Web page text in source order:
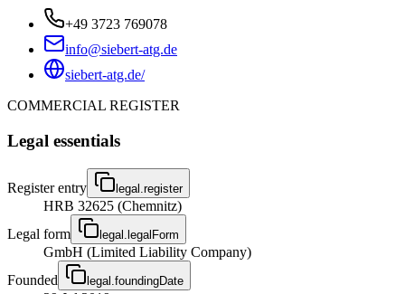
+49 3723 769078
info@siebert-atg.de
siebert-atg.de/
COMMERCIAL REGISTER
Legal essentials
Register entry legal.register
HRB 32625 (Chemnitz)
Legal form
legal.legalForm
GmbH (Limited Liability Company)
Founded
legal.foundingDate